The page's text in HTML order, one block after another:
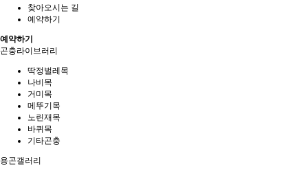
찾아오시는 길
예약하기
예약하기
곤충라이브러리
딱정벌레목
나비목
거미목
메뚜기목
노린재목
바퀴목
기타곤충
용곤갤러리